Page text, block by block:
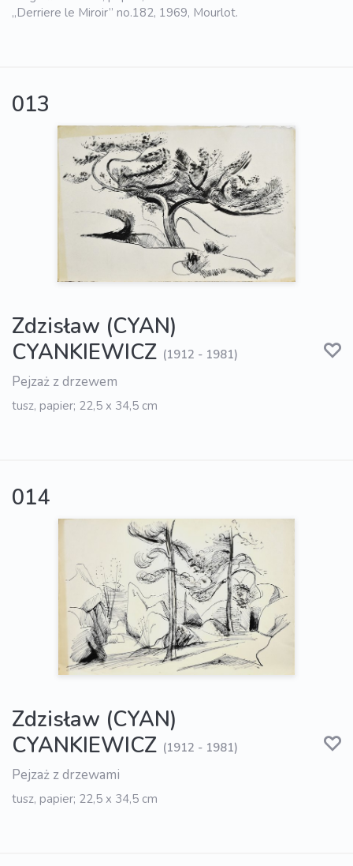
„Derriere le Miroir” no.182, 1969, Mourlot.
013
Zdzisław (CYAN)
CYANKIEWICZ (1912 - 1981)
Pejzaż z drzewem
tusz, papier; 22,5 x 34,5 cm
014
Zdzisław (CYAN)
CYANKIEWICZ (1912 - 1981)
Pejzaż z drzewami
tusz, papier; 22,5 x 34,5 cm